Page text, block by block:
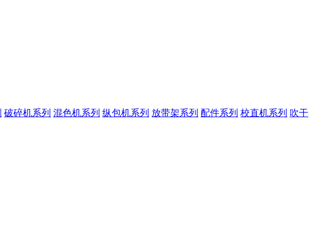
破碎机系列 混色机系列 纵包机系列 放带架系列 配件系列 校直机系列 吹干